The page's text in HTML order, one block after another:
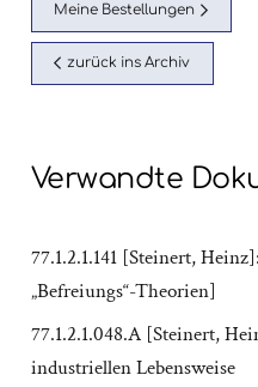
Meine Bestellungen
zurück ins Archiv
Verwandte
77.1.2.1.141 [Steinert,
„Befreiungs“-Theorien]
77.1.2.1.048.A [Steinert,
industriellen Lebensweise